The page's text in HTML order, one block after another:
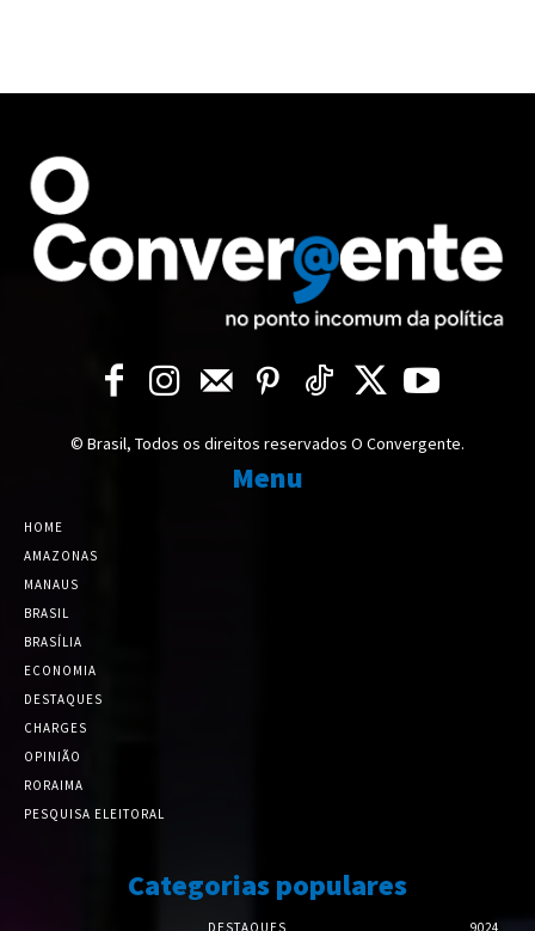
© Brasil, Todos os direitos reservados O Convergente.
Menu
HOME
AMAZONAS
MANAUS
BRASIL
BRASÍLIA
ECONOMIA
DESTAQUES
CHARGES
OPINIÃO
RORAIMA
PESQUISA ELEITORAL
Categorias populares
DESTAQUES 9024